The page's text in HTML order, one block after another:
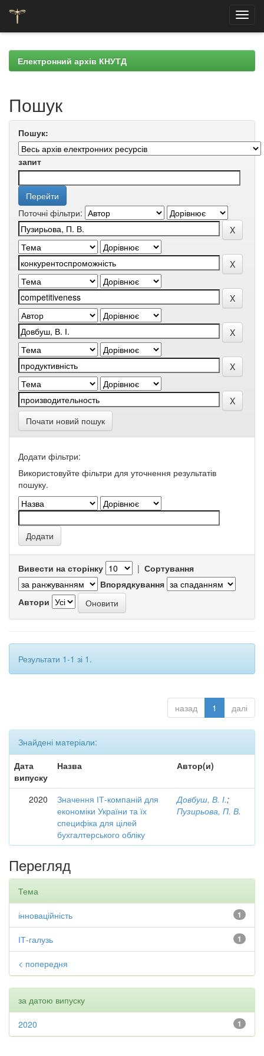
navigationЕлектронний архів КНУТД
Пошук
Пошук:
запит
Поточні фільтри:
Почати новий пошук
Додати фільтри:
Використовуйте фільтри для уточнення результатів
пошуку.
Вивести на сторінку | Сортування
Впорядкування
Автори
Результати 1-1 зі 1.
назад 1 далі
Знайдені матеріали:
Дата
випуску
Назва Автор(и)
2020
Значення ІТ-компаній для
економіки України та їх
специфіка для цілей
бухгалтерського обліку
Довбуш, В. І.;
Пузирьова, П. В.
Перегляд
Тема
1
інноваційність
1
ІТ-галузь
< попередня
за датою випуску
1
2020